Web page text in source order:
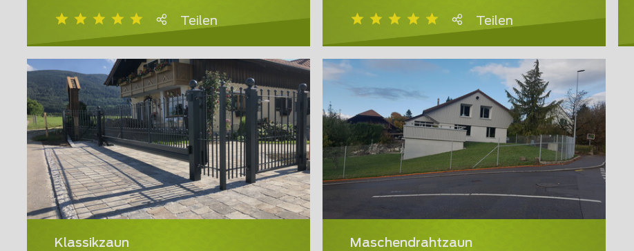
Teilen Teilen
Klassikzaun Maschendrahtzaun